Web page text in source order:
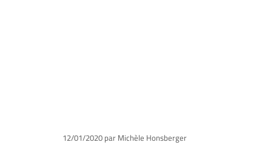
12/01/2020 par Michèle Honsberger